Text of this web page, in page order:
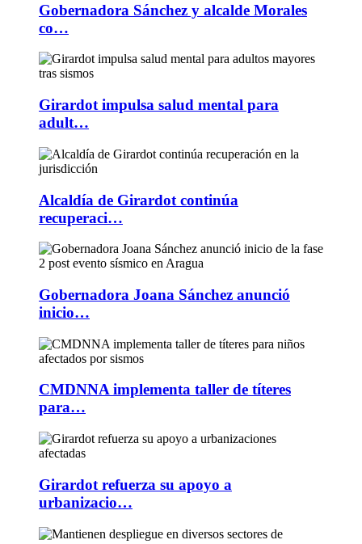
Gobernadora Sánchez y alcalde Morales
co…
Girardot impulsa salud mental para
adult…
Alcaldía de Girardot continúa
recuperaci…
Gobernadora Joana Sánchez anunció
inicio…
CMDNNA implementa taller de títeres
para…
Girardot refuerza su apoyo a
urbanizacio…